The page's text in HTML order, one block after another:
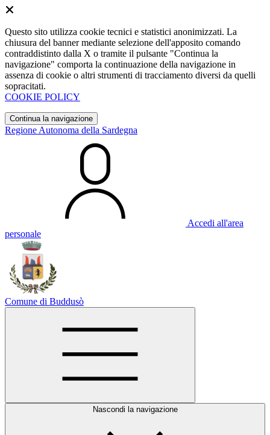
Questo sito utilizza cookie tecnici e statistici anonimizzati. La
chiusura del banner mediante selezione dell'apposito comando
contraddistinto dalla X o tramite il pulsante "Continua la
navigazione" comporta la continuazione della navigazione in
assenza di cookie o altri strumenti di tracciamento diversi da quelli
sopracitati.
COOKIE POLICY
Continua la navigazione
Regione Autonoma della Sardegna
Accedi all'area
personale
Comune di Buddusò
Nascondi la navigazione